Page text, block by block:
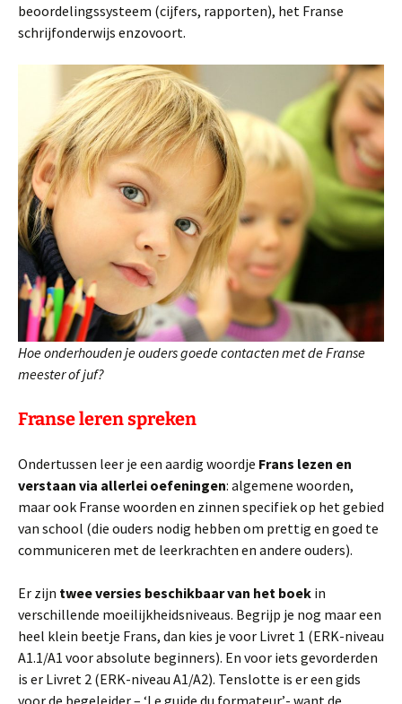
beoordelingssysteem (cijfers, rapporten), het Franse
schrijfonderwijs enzovoort.
Hoe onderhouden je ouders goede contacten met de Franse
meester of juf?
Franse leren spreken
Ondertussen leer je een aardig woordje Frans lezen en
verstaan via allerlei oefeningen: algemene woorden,
maar ook Franse woorden en zinnen specifiek op het gebied
van school (die ouders nodig hebben om prettig en goed te
communiceren met de leerkrachten en andere ouders).
Er zijn twee versies beschikbaar van het boek in
verschillende moeilijkheidsniveaus. Begrijp je nog maar een
heel klein beetje Frans, dan kies je voor Livret 1 (ERK-niveau
A1.1/A1 voor absolute beginners). En voor iets gevorderden
is er Livret 2 (ERK-niveau A1/A2). Tenslotte is er een gids
voor de begeleider – ‘Le guide du formateur’- want de